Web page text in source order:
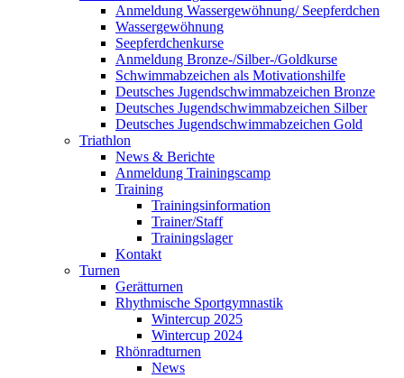
Anmeldung Wassergewöhnung/ Seepferdchen
Wassergewöhnung
Seepferdchenkurse
Anmeldung Bronze-/Silber-/Goldkurse
Schwimmabzeichen als Motivationshilfe
Deutsches Jugendschwimmabzeichen Bronze
Deutsches Jugendschwimmabzeichen Silber
Deutsches Jugendschwimmabzeichen Gold
Triathlon
News & Berichte
Anmeldung Trainingscamp
Training
Trainingsinformation
Trainer/Staff
Trainingslager
Kontakt
Turnen
Gerätturnen
Rhythmische Sportgymnastik
Wintercup 2025
Wintercup 2024
Rhönradturnen
News